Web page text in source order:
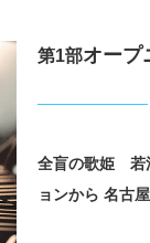
第1部オープ
全盲の歌姫 若
ョンから 名古